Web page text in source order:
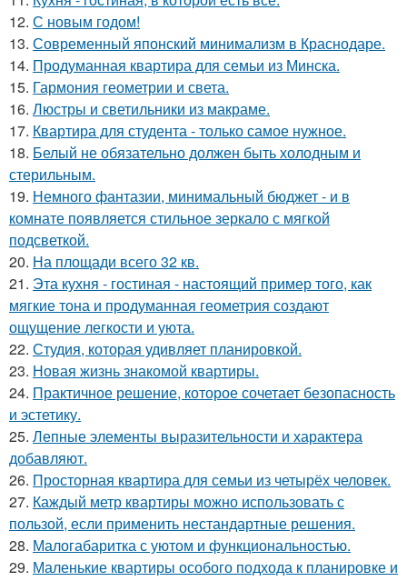
12. С новым годом!
13. Современный японский минимализм в Краснодаре.
14. Продуманная квартира для семьи из Минска.
15. Гармония геометрии и света.
16. Люстры и светильники из макраме.
17. Квартира для студента - только самое нужное.
18. Белый не обязательно должен быть холодным и
стерильным.
19. Немного фантазии, минимальный бюджет - и в
комнате появляется стильное зеркало с мягкой
подсветкой.
20. На площади всего 32 кв.
21. Эта кухня - гостиная - настоящий пример того, как
мягкие тона и продуманная геометрия создают
ощущение легкости и уюта.
22. Студия, которая удивляет планировкой.
23. Новая жизнь знакомой квартиры.
24. Практичное решение, которое сочетает безопасность
и эстетику.
25. Лепные элементы выразительности и характера
добавляют.
26. Просторная квартира для семьи из четырёх человек.
27. Каждый метр квартиры можно использовать с
пользой, если применить нестандартные решения.
28. Малогабаритка с уютом и функциональностью.
29. Маленькие квартиры особого подхода к планировке и